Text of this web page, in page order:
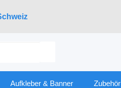
Aufkleber & Banner Zubehör